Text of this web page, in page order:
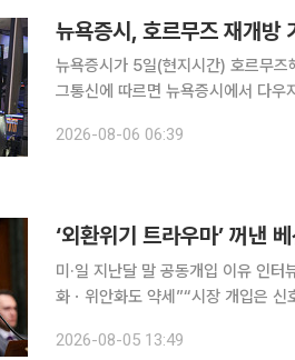
뉴욕증시, 호르무즈 재개
뉴욕증시가 5일(현지시간) 호르무즈해협
그통신에 따르면 뉴욕증시에서 다
의 나스닥 종합지수는 전장보다
2026-08-06 06:39
미·일 지난달 말 공동개입 이유 인
화ㆍ위안화도 약세”“시장 개입은
화 약세가 아시아 전역의 통화 매도
2026-08-05 13:49